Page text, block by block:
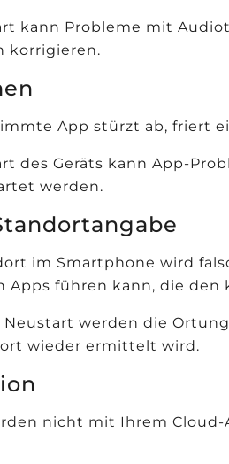
kann Probleme mit
korrigieren.
App stürzt ab, friert
des Geräts kann App-
werden.
im Smartphone wird
Apps führen kann, die
Neustart werden die
wieder ermittelt wird.
nicht mit Ihrem Cloud-